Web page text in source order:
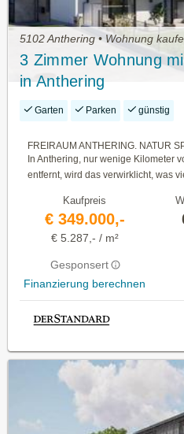
5102 Anthering • Wohnung
3 Zimmer Wohnung
in Anthering
Garten Parken günstig
FREIRAUM ANTHERING. NATUR
In Anthering, nur wenige Kilometer
entfernt, wird das verwirklicht, was
Kaufpreis
€ 349.000,-
€ 5.287,- / m²
Gesponsert
Finanzierung berechnen